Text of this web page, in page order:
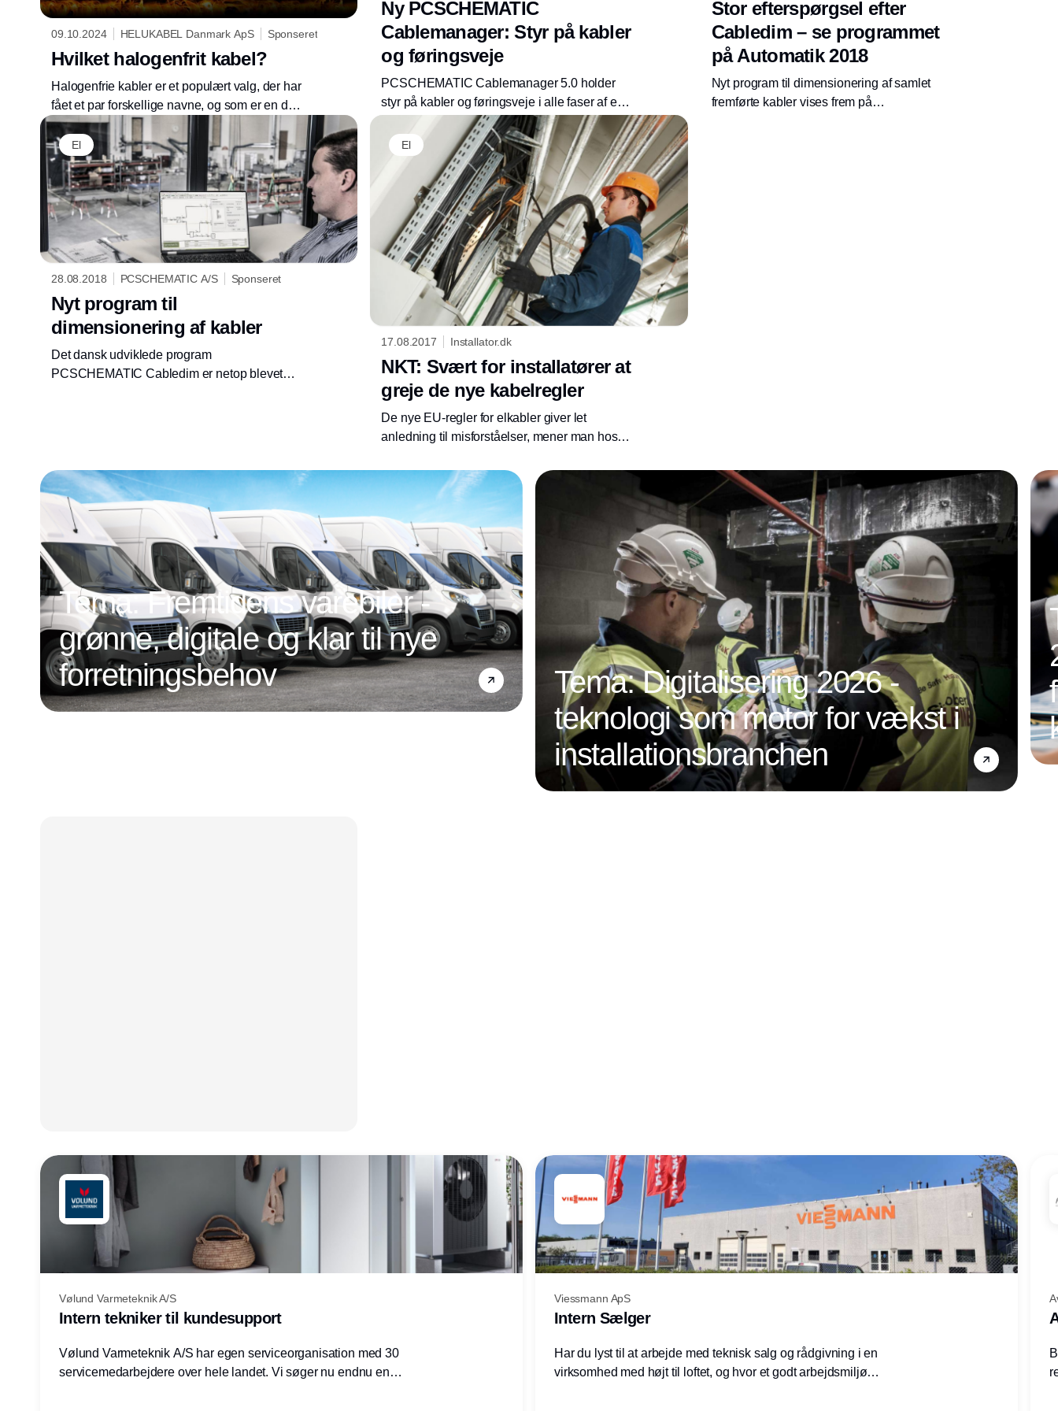
09.10.2024 HELUKABEL Danmark ApS Sponseret
Hvilket halogenfrit kabel?
Halogenfrie kabler er et populært valg, der har
fået et par forskellige navne, og som er en del
af forskellige industrielle og infrastrukturelle
applikationer.
Ny PCSCHEMATIC
Cablemanager: Styr på kabler
og føringsveje
PCSCHEMATIC Cablemanager 5.0 holder
styr på kabler og føringsveje i alle faser af en
anlægsopgave. Samtidig gør programmet det
lettere at følge den nye elsikkerhedslov, hvis
overgangsperiode udløber 30/6 2019.
Stor efterspørgsel efter
Cabledim – se programmet
på Automatik 2018
Nyt program til dimensionering af samlet
fremførte kabler vises frem på
Annonce
El
28.08.2018 PCSCHEMATIC A/S Sponseret
Nyt program til
dimensionering af kabler
Det dansk udviklede program
PCSCHEMATIC Cabledim er netop blevet
El
17.08.2017 Installator.dk
NKT: Svært for installatører at
greje de nye kabelregler
De nye EU-regler for elkabler giver let
anledning til misforståelser, mener man hos
Tema: Fremtidens varebiler -
grønne, digitale og klar til nye
forretningsbehov
Tema: Digitalisering 2026 -
teknologi som motor for vækst i
installationsbranchen
Vølund Varmeteknik A/S
Intern tekniker til kundesupport
Vølund Varmeteknik A/S har egen serviceorganisation med 30
servicemedarbejdere over hele landet. Vi søger nu endnu en
Viessmann ApS
Intern Sælger
Har du lyst til at arbejde med teknisk salg og rådgivning i en
virksomhed med højt til loftet, og hvor et godt arbejdsmiljø